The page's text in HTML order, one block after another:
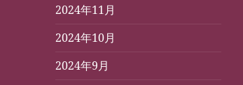
2024年11月
2024年10月
2024年9月